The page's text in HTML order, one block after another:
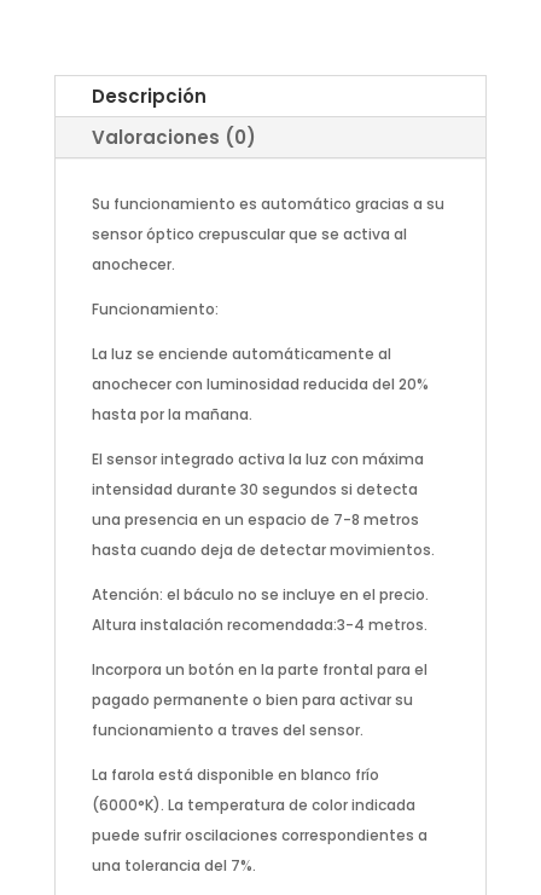
Descripción
Valoraciones (0)
Su funcionamiento es automático gracias a su
sensor óptico crepuscular que se activa al
anochecer.
Funcionamiento:
La luz se enciende automáticamente al
anochecer con luminosidad reducida del 20%
hasta por la mañana.
El sensor integrado activa la luz con máxima
intensidad durante 30 segundos si detecta
una presencia en un espacio de 7-8 metros
hasta cuando deja de detectar movimientos.
Atención: el báculo no se incluye en el precio.
Altura instalación recomendada:3-4 metros.
Incorpora un botón en la parte frontal para el
pagado permanente o bien para activar su
funcionamiento a traves del sensor.
La farola está disponible en blanco frío
(6000°K). La temperatura de color indicada
puede sufrir oscilaciones correspondientes a
una tolerancia del 7%.